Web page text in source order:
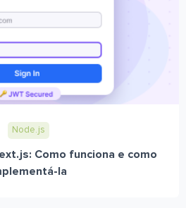
Node.js
Como funciona e como
la